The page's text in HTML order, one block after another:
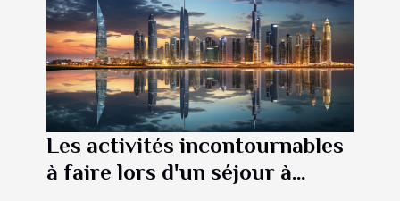
Les activités incontournables
à faire lors d'un séjour à